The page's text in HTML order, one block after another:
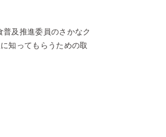
普及推進委員のさかなク
知ってもらうための取